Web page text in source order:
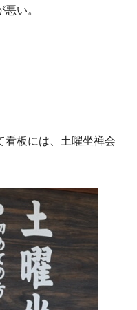
い。
看板には、土曜坐禅会